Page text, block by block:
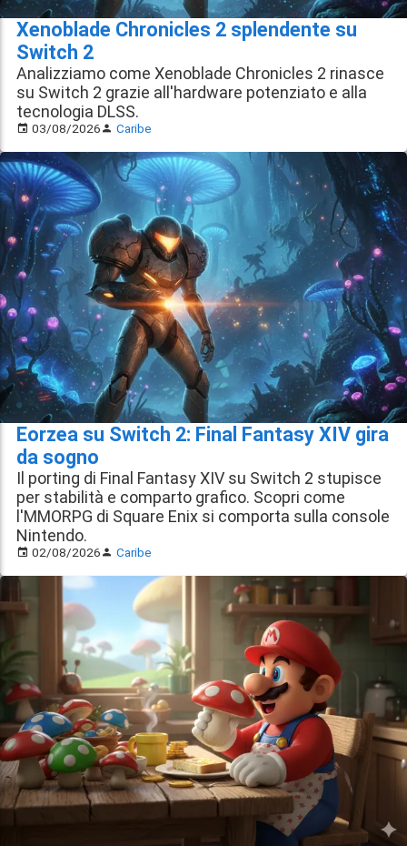
Xenoblade Chronicles 2 splendente su
Switch 2
Analizziamo come Xenoblade Chronicles 2 rinasce
su Switch 2 grazie all'hardware potenziato e alla
tecnologia DLSS.
03/08/2026 Caribe
Eorzea su Switch 2: Final Fantasy XIV gira
da sogno
Il porting di Final Fantasy XIV su Switch 2 stupisce
per stabilità e comparto grafico. Scopri come
l'MMORPG di Square Enix si comporta sulla console
Nintendo.
02/08/2026 Caribe